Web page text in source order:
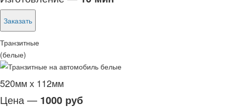
Заказать
Транзитные
(белые)
520мм х 112мм
Цена — 1000 руб